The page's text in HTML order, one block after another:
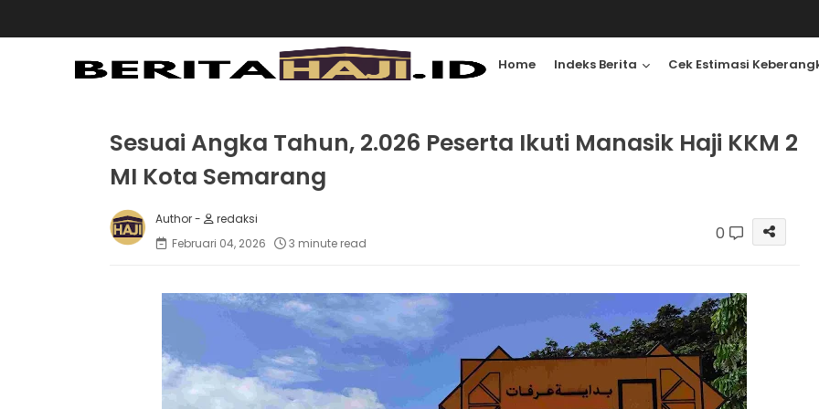
Home Indeks Berita Cek Estimasi
Sesuai Angka Tahun, 2.026 Peserta Ikuti Manasik Haji KKM 2
MI Kota Semarang
redaksi
Februari 04, 2026
3 minute read 0